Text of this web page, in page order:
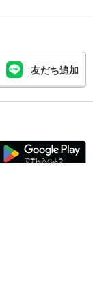
友だち追加